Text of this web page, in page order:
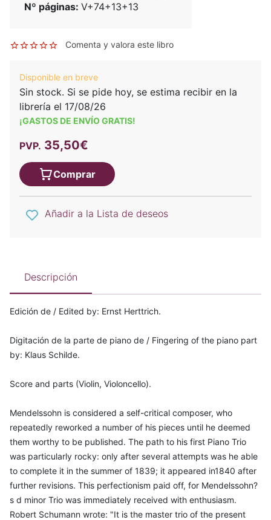
Nº páginas: V+74+13+13
Comenta y valora este libro
Disponible en breve
Sin stock. Si se pide hoy, se estima recibir en la
librería el 17/08/26
¡GASTOS DE ENVÍO GRATIS!
PVP. 35,50€
Comprar
Añadir a la Lista de deseos
Descripción
Edición de / Edited by: Ernst Herttrich.
Digitación de la parte de piano de / Fingering of the piano part
by: Klaus Schilde.
Score and parts (Violin, Violoncello).
Mendelssohn is considered a self-critical composer, who
repeatedly reworked a number of his pieces until he deemed
them worthy to be published. The path to his first Piano Trio
was particularly rocky: only after several attempts was he able
to complete it in the summer of 1839; it appeared in1840 after
further revisions. This perfectionism paid off, for Mendelssohn?
s d minor Trio was immediately received with enthusiasm.
Robert Schumann wrote: "It is the master trio of the present